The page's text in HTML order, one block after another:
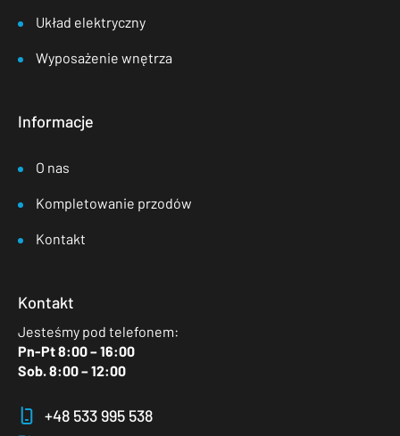
Układ elektryczny
Wyposażenie wnętrza
Informacje
O nas
Kompletowanie przodów
Kontakt
Kontakt
Jesteśmy pod telefonem:
Pn-Pt 8:00 – 16:00
Sob. 8:00 – 12:00
+48 533 995 538